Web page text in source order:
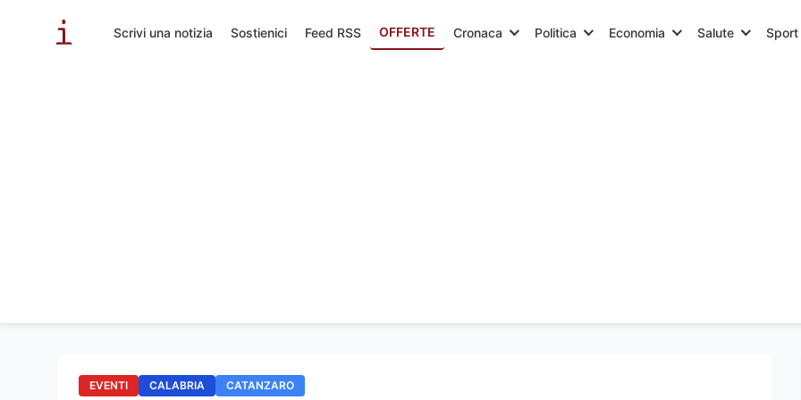
Scrivi una notizia Sostienici Feed RSS OFFERTE Cronaca Politica Economia Salute Sport
EVENTI CALABRIA CATANZARO